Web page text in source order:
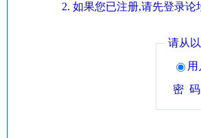
如果您已注册,请先登录论
请从
用
密 码